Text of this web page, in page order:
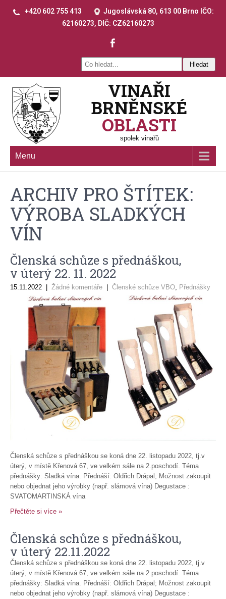
+420 602 755 413
Jugoslávská 80, 613 00 Brno IČO:
62160273, DIČ: CZ62160273
VINAŘI
BRNĚNSKÉ
OBLASTI
spolek vinařů
Menu
ARCHIV PRO ŠTÍTEK:
VÝROBA SLADKÝCH
VÍN
Členská schůze s přednáškou,
v úterý 22. 11. 2022
15.11.2022 Žádné komentáře Členské schůze VBO, Přednášky
Členská schůze s přednáškou se koná dne 22. listopadu 2022, tj.v
úterý, v místě Křenová 67, ve velkém sále na 2.poschodí. Téma
přednášky: Sladká vína. Přednáší: Oldřich Drápal; Možnost zakoupit
nebo objednat jeho výrobky (např. slámová vína) Degustace :
SVATOMARTINSKÁ vína
Přečtěte si více »
Členská schůze s přednáškou,
v úterý 22.11.2022
Členská schůze s přednáškou se koná dne 22. listopadu 2022, tj.v
úterý, v místě Křenová 67, ve velkém sále na 2.poschodí. Téma
přednášky: Sladká vína. Přednáší: Oldřich Drápal; Možnost zakoupit
nebo objednat jeho výrobky (např. slámová vína) Degustace :